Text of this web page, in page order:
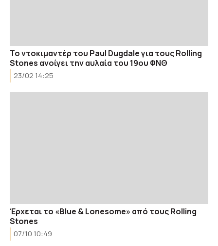
Το ντοκιμαντέρ του Paul Dugdale για τους Rolling
Stones ανοίγει την αυλαία του 19ου ΦΝΘ
23/02 14:25
Έρχεται το «Blue & Lonesome» από τους Rolling
Stones
07/10 10:49